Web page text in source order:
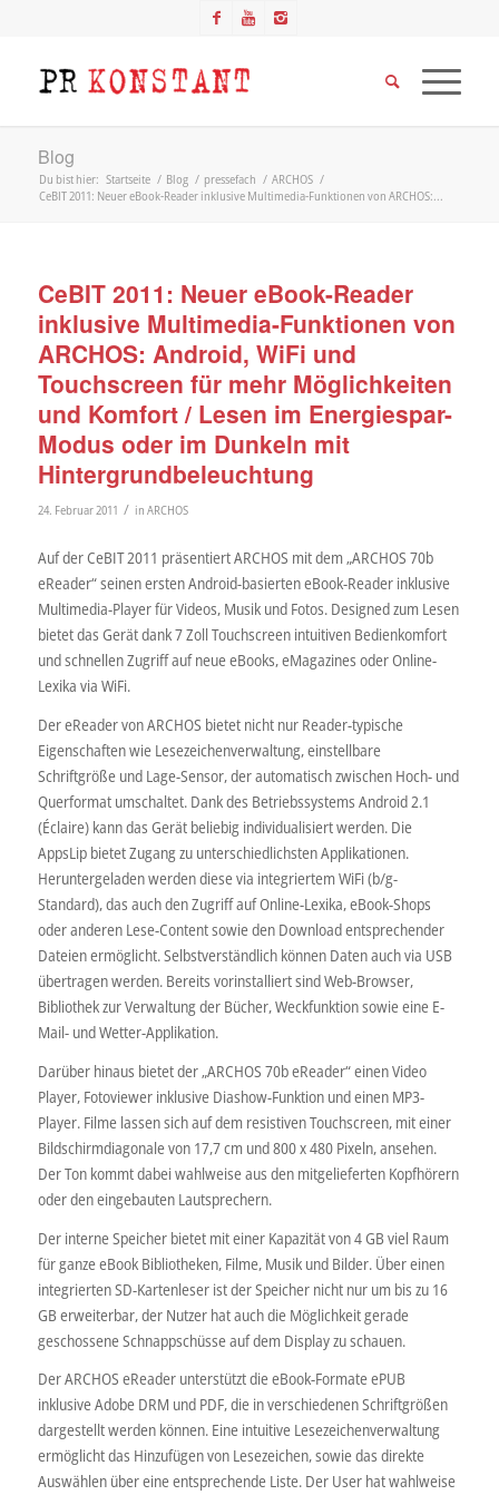
Blog
Du bist hier: Startseite / Blog / pressefach / ARCHOS /
CeBIT 2011: Neuer eBook-Reader inklusive Multimedia-Funktionen von ARCHOS:...
CeBIT 2011: Neuer eBook-Reader
inklusive Multimedia-Funktionen von
ARCHOS: Android, WiFi und
Touchscreen für mehr Möglichkeiten
und Komfort / Lesen im Energiespar-
Modus oder im Dunkeln mit
Hintergrundbeleuchtung
24. Februar 2011 / in ARCHOS
Auf der CeBIT 2011 präsentiert ARCHOS mit dem „ARCHOS 70b
eReader“ seinen ersten Android-basierten eBook-Reader inklusive
Multimedia-Player für Videos, Musik und Fotos. Designed zum Lesen
bietet das Gerät dank 7 Zoll Touchscreen intuitiven Bedienkomfort
und schnellen Zugriff auf neue eBooks, eMagazines oder Online-
Lexika via WiFi.
Der eReader von ARCHOS bietet nicht nur Reader-typische
Eigenschaften wie Lesezeichenverwaltung, einstellbare
Schriftgröße und Lage-Sensor, der automatisch zwischen Hoch- und
Querformat umschaltet. Dank des Betriebssystems Android 2.1
(Éclaire) kann das Gerät beliebig individualisiert werden. Die
AppsLip bietet Zugang zu unterschiedlichsten Applikationen.
Heruntergeladen werden diese via integriertem WiFi (b/g-
Standard), das auch den Zugriff auf Online-Lexika, eBook-Shops
oder anderen Lese-Content sowie den Download entsprechender
Dateien ermöglicht. Selbstverständlich können Daten auch via USB
übertragen werden. Bereits vorinstalliert sind Web-Browser,
Bibliothek zur Verwaltung der Bücher, Weckfunktion sowie eine E-
Mail- und Wetter-Applikation.
Darüber hinaus bietet der „ARCHOS 70b eReader“ einen Video
Player, Fotoviewer inklusive Diashow-Funktion und einen MP3-
Player. Filme lassen sich auf dem resistiven Touchscreen, mit einer
Bildschirmdiagonale von 17,7 cm und 800 x 480 Pixeln, ansehen.
Der Ton kommt dabei wahlweise aus den mitgelieferten Kopfhörern
oder den eingebauten Lautsprechern.
Der interne Speicher bietet mit einer Kapazität von 4 GB viel Raum
für ganze eBook Bibliotheken, Filme, Musik und Bilder. Über einen
integrierten SD-Kartenleser ist der Speicher nicht nur um bis zu 16
GB erweiterbar, der Nutzer hat auch die Möglichkeit gerade
geschossene Schnappschüsse auf dem Display zu schauen.
Der ARCHOS eReader unterstützt die eBook-Formate ePUB
inklusive Adobe DRM und PDF, die in verschiedenen Schriftgrößen
dargestellt werden können. Eine intuitive Lesezeichenverwaltung
ermöglicht das Hinzufügen von Lesezeichen, sowie das direkte
Auswählen über eine entsprechende Liste. Der User hat wahlweise